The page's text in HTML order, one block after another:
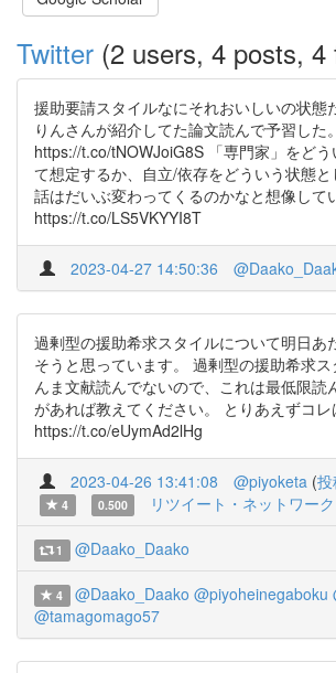
Twitter (2 users, 4 posts, 4
援助要請スタイルなにそれおいしいの状態
りんさんが紹介してた論文読んで予習した。
https://t.co/tNOWJoiG8S 「専門家」をど
て想定するか、自立/依存をどういう状態
話はだいぶ変わってくるのかなと想像して
https://t.co/LS5VKYYI8T
2023-04-27 14:50:36
過剰型の援助希求スタイルについて明日あ
そうと思っています。 過剰型の援助希求
んま文献読んでないので、これは最低限読
があれば教えてください。 とりあえずコレ
https://t.co/eUymAd2lHg
2023-04-26 13:41:08 @piyoketa (
4
0.500 リツイート・ネットワー
1 @Daako_Daako
4 @Daako_Daako @piyoheinegaboku
@tamagomago57